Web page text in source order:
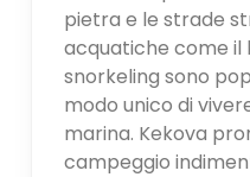
pietra e le strade
acquatiche come il
snorkeling sono
modo unico di
marina. Kekova
campeggio